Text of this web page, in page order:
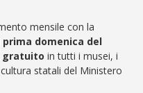
mensile con la
prima domenica del
gratuitoin tutti i musei, i
statali del Ministero